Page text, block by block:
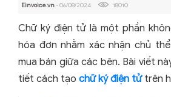
Einvoice.vn- 06/08/2024 18010
Chữ ký điện tử là một phần
hóa đơn nhằm xác nhận chủ
mua bán giữa các bên. Bài viết
tiết cách tạo chữ ký điện tửtrên